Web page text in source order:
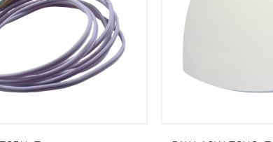
RHP
Bekijk meer